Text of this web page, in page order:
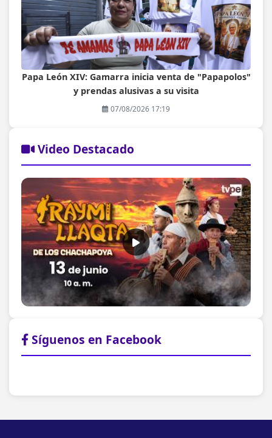
Papa León XIV: Gamarra inicia venta de "Papapolos"
y prendas alusivas a su visita
07/08/2026 17:19
Video Destacado
Síguenos en Facebook